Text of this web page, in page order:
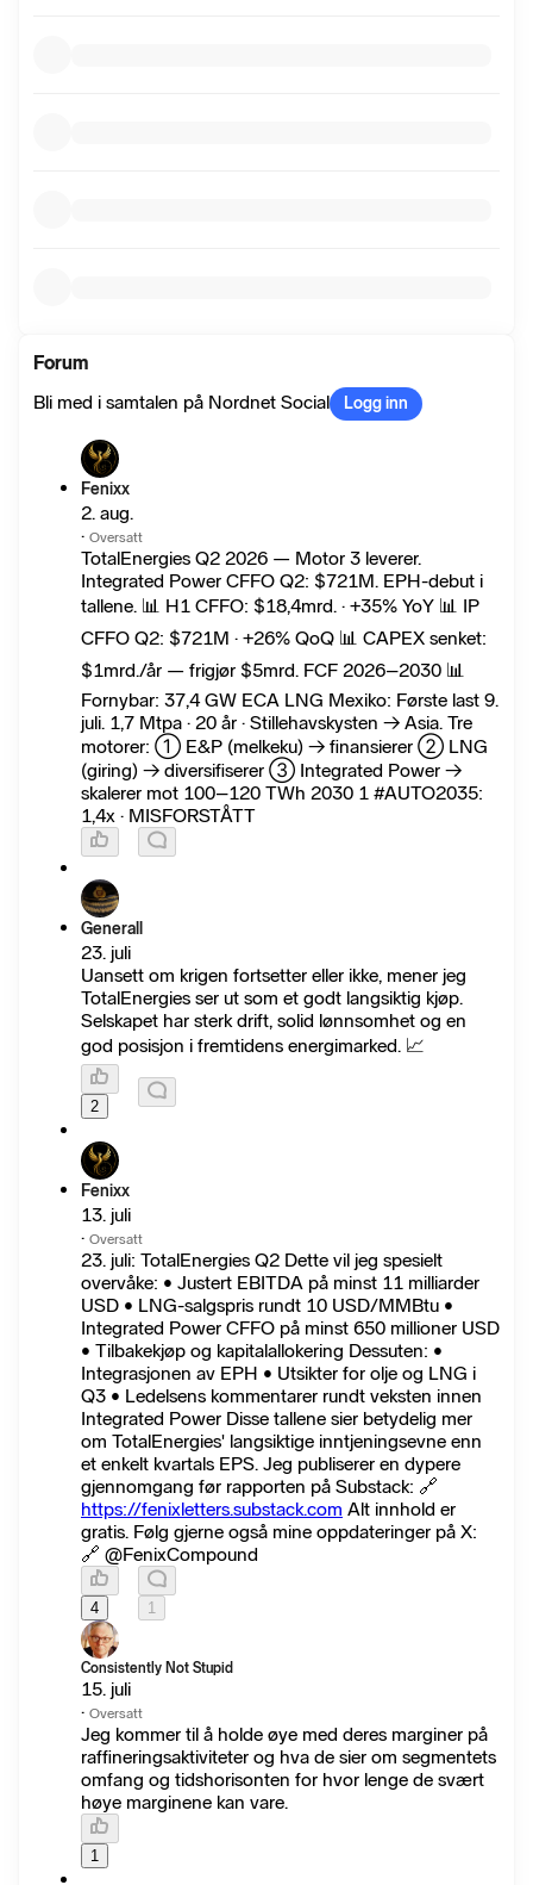
Forum
Bli med i samtalen på Nordnet Social
Logg inn
Fenixx
2. aug.
· Oversatt
TotalEnergies Q2 2026 — Motor 3 leverer.
Integrated Power CFFO Q2: $721M. EPH-debut i
tallene. 📊 H1 CFFO: $18,4mrd. · +35% YoY 📊 IP
CFFO Q2: $721M · +26% QoQ 📊 CAPEX senket:
$1mrd./år — frigjør $5mrd. FCF 2026–2030 📊
Fornybar: 37,4 GW ECA LNG Mexiko: Første last 9.
juli. 1,7 Mtpa · 20 år · Stillehavskysten → Asia. Tre
motorer: ① E&P (melkeku) → finansierer ② LNG
(giring) → diversifiserer ③ Integrated Power →
skalerer mot 100–120 TWh 2030 1 #AUTO2035:
1,4x · MISFORSTÅTT
Generall
23. juli
Uansett om krigen fortsetter eller ikke, mener jeg
TotalEnergies ser ut som et godt langsiktig kjøp.
Selskapet har sterk drift, solid lønnsomhet og en
god posisjon i fremtidens energimarked. 📈
2
Fenixx
13. juli
· Oversatt
23. juli: TotalEnergies Q2 Dette vil jeg spesielt
overvåke: • Justert EBITDA på minst 11 milliarder
USD • LNG-salgspris rundt 10 USD/MMBtu •
Integrated Power CFFO på minst 650 millioner USD
• Tilbakekjøp og kapitalallokering Dessuten: •
Integrasjonen av EPH • Utsikter for olje og LNG i
Q3 • Ledelsens kommentarer rundt veksten innen
Integrated Power Disse tallene sier betydelig mer
om TotalEnergies' langsiktige inntjeningsevne enn
et enkelt kvartals EPS. Jeg publiserer en dypere
gjennomgang før rapporten på Substack: 🔗
https://fenixletters.substack.com Alt innhold er
gratis. Følg gjerne også mine oppdateringer på X:
🔗 @FenixCompound
4 1
Consistently Not Stupid
15. juli
· Oversatt
Jeg kommer til å holde øye med deres marginer på
raffineringsaktiviteter og hva de sier om segmentets
omfang og tidshorisonten for hvor lenge de svært
høye marginene kan vare.
1